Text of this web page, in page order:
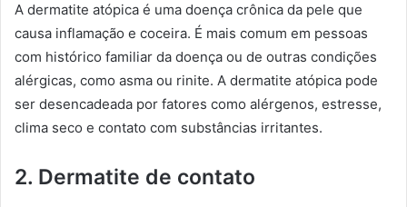
A dermatite atópica é uma doença crônica da pele que
causa inflamação e coceira. É mais comum em pessoas
com histórico familiar da doença ou de outras condições
alérgicas, como asma ou rinite. A dermatite atópica pode
ser desencadeada por fatores como alérgenos, estresse,
clima seco e contato com substâncias irritantes.
2. Dermatite de contato